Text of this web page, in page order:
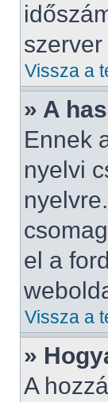
Vissza a
» A
Ennek
nyelvi
el a
Vissza a
»
A